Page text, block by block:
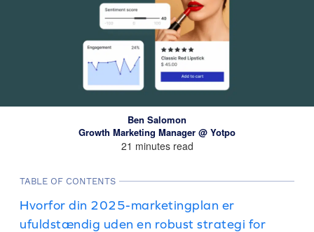
Ben Salomon
Growth Marketing Manager @ Yotpo
21 minutes read
TABLE OF CONTENTS
Hvorfor din 2025-marketingplan er
ufuldstændig uden en robust strategi for